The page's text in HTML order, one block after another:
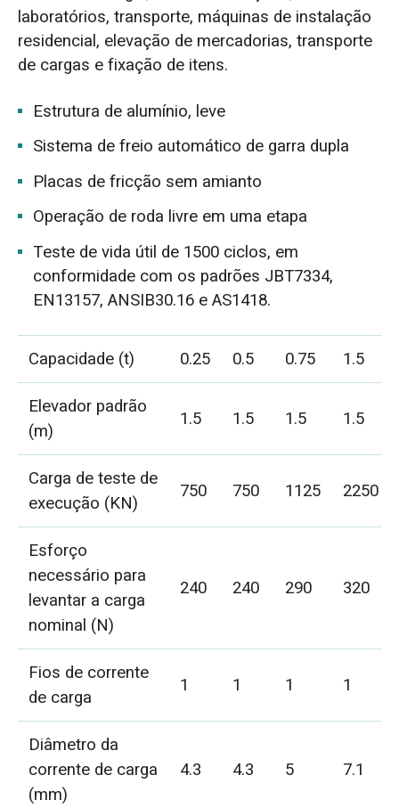
laboratórios, transporte, máquinas de instalação
residencial, elevação de mercadorias, transporte
de cargas e fixação de itens.
Estrutura de alumínio, leve
Sistema de freio automático de garra dupla
Placas de fricção sem amianto
Operação de roda livre em uma etapa
Teste de vida útil de 1500 ciclos, em
conformidade com os padrões JBT7334,
EN13157, ANSIB30.16 e AS1418.
Capacidade (t) 0.25 0.5 0.75
1.5
Elevador padrão
(m)
1.5 1.5 1.5 1.5
Carga de teste de
execução (KN)
750 750 1125 2250
Esforço
necessário para
levantar a carga
nominal (N)
240 240 290 320
Fios de corrente
de carga
1 1 1 1
Diâmetro da
corrente de carga
(mm)
4.3 4.3 5 7.1